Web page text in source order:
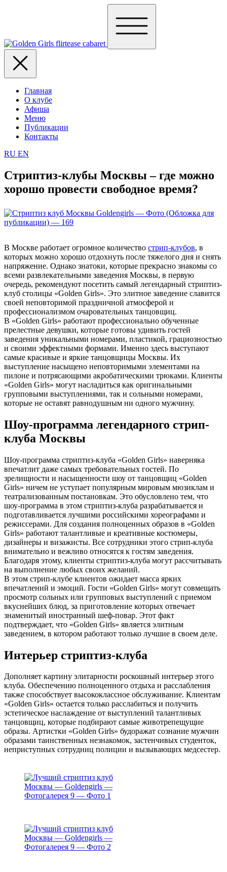
Главная
О клубе
Афиша
Меню
Публикации
Контакты
RU EN
Стриптиз-клубы Москвы – где можно
хорошо провести свободное время?
В Москве работает огромное количество стрип-клубов, в
которых можно хорошо отдохнуть после тяжелого дня и снять
напряжение. Однако знатоки, которые прекрасно знакомы со
всеми развлекательными заведения Москвы, в первую
очередь, рекомендуют посетить самый легендарный стриптиз-
клуб столицы «Golden Girls». Это элитное заведение славится
своей неповторимой праздничной атмосферой и
профессионализмом очаровательных танцовщиц.
В «Golden Girls» работают профессионально обученные
прелестные девушки, которые готовы удивить гостей
заведения уникальными номерами, пластикой, грациозностью
и своими эффектными формами. Именно здесь выступают
самые красивые и яркие танцовщицы Москвы. Их
выступление насыщено неповторимыми элементами на
пилоне и потрясающими акробатическими трюками. Клиенты
«Golden Girls» могут насладиться как оригинальными
групповыми выступлениями, так и сольными номерами,
которые не оставят равнодушным ни одного мужчину.
Шоу-программа легендарного стрип-
клуба Москвы
Шоу-программа стриптиз-клуба «Golden Girls» наверняка
впечатлит даже самых требовательных гостей. По
зрелищности и насыщенности шоу от танцовщиц «Golden
Girls» ничем не уступает популярным мировым мюзиклам и
театрализованным постановкам. Это обусловлено тем, что
шоу-программа в этом стриптиз-клуба разрабатывается и
подготавливается лучшими российскими хореографами и
режиссерами. Для создания полноценных образов в «Golden
Girls» работают талантливые и креативные костюмеры,
дизайнеры и визажисты. Все сотрудники этого стрип-клуба
внимательно и вежливо относятся к гостям заведения.
Благодаря этому, клиенты стриптиз-клуба могут рассчитывать
на выполнение любых своих желаний.
В этом стрип-клубе клиентов ожидает масса ярких
впечатлений и эмоций. Гости «Golden Girls» могут совмещать
просмотр сольных или групповых выступлений с приемом
вкуснейших блюд, за приготовление которых отвечает
знаменитый иностранный шеф-повар. Этот факт
подтверждает, что «Golden Girls» является элитным
заведением, в котором работают только лучшие в своем деле.
Интерьер стриптиз-клуба
Дополняет картину элитарности роскошный интерьер этого
клуба. Обеспечению полноценного отдыха и расслабления
также способствует высококлассное обслуживание. Клиентам
«Golden Girls» остается только расслабиться и получить
эстетическое наслаждение от выступлений талантливых
танцовщиц, которые подбирают самые животрепещущие
образы. Артистки «Golden Girls» будоражат сознание мужчин
образами таинственных незнакомок, застенчивых студенток,
неприступных сотрудниц полиции и вызывающих медсестер.